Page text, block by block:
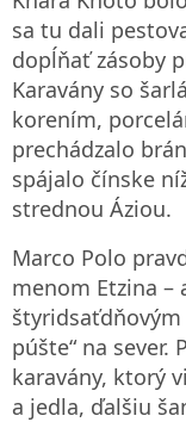
sa tu dali
dopĺňať zásoby
Karavány so
korením,
prechádzalo
spájalo čínske
strednou Áziou.
Marco Polo
menom Etzina –
štyridsaťdňovým
púšte“ na
karavány, ktorý
a jedla, ďalšiu